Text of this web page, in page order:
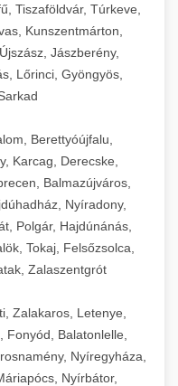
Tiszaföldvár, Túrkeve,
Kunszentmárton,
Jászberény,
Lőrinci, Gyöngyös,
Berettyóújfalu,
Karcag, Derecske,
Balmazújváros,
Nyíradony,
Polgár, Hajdúnánás,
Tokaj, Felsőzsolca,
Zalaszentgrót
Zalakaros, Letenye,
Fonyód, Balatonlelle,
Nyíregyháza,
Nyírbátor,